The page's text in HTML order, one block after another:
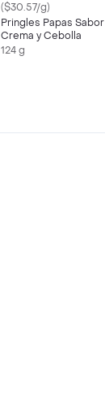
($30.57/g)
Pringles Papas Sabor
Crema y Cebolla
124 g